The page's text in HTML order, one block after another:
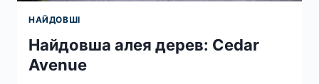
НАЙДОВШІ
Найдовша алея дерев: Cedar
Avenue